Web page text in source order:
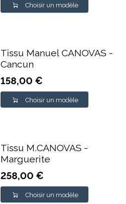
Choisir un modèle
Tissu Manuel CANOVAS -
Cancun
158,00 €
Choisir un modèle
Tissu M.CANOVAS -
Marguerite
258,00 €
Choisir un modèle